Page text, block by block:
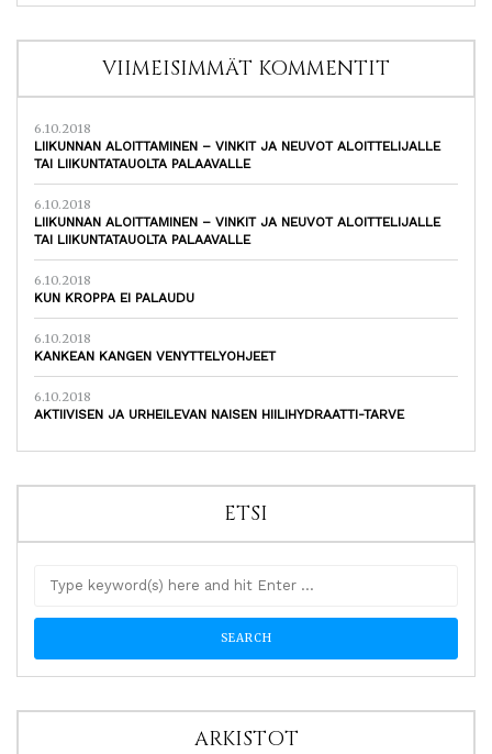
VIIMEISIMMÄT KOMMENTIT
6.10.2018
LIIKUNNAN ALOITTAMINEN – VINKIT JA NEUVOT ALOITTELIJALLE
TAI LIIKUNTATAUOLTA PALAAVALLE
6.10.2018
LIIKUNNAN ALOITTAMINEN – VINKIT JA NEUVOT ALOITTELIJALLE
TAI LIIKUNTATAUOLTA PALAAVALLE
6.10.2018
KUN KROPPA EI PALAUDU
6.10.2018
KANKEAN KANGEN VENYTTELYOHJEET
6.10.2018
AKTIIVISEN JA URHEILEVAN NAISEN HIILIHYDRAATTI-TARVE
ETSI
ARKISTOT